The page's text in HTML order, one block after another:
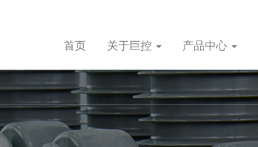
首页 关于巨控 产品中心